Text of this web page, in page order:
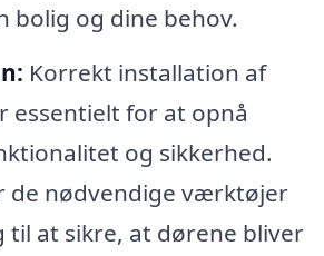
bolig og dine behov.
Korrekt installation af
essentielt for at opnå
og sikkerhed.
de nødvendige værktøjer
til at sikre, at dørene bliver